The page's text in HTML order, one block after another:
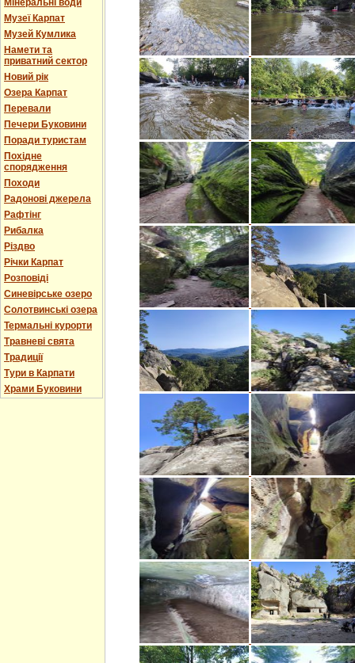
Мінеральні води
Музеї Карпат
Музей Кумлика
Намети та
приватний сектор
Новий рік
Озера Карпат
Перевали
Печери Буковини
Поради туристам
Похідне
спорядження
Походи
Радонові джерела
Рафтінг
Рибалка
Різдво
Річки Карпат
Розповіді
Синевірське озеро
Солотвинські озера
Термальні курорти
Травневі свята
Традиції
Тури в Карпати
Храми Буковини